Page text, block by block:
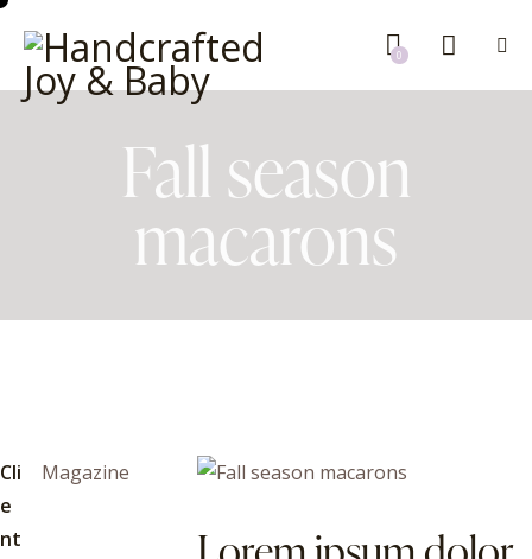
0
Fall season
macarons
Cli
e
nt
Magazine